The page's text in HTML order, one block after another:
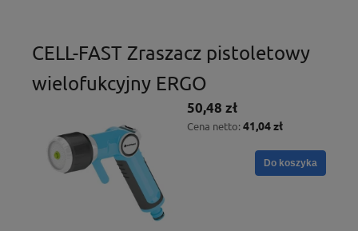
CELL-FAST Zraszacz pistoletowy
wielofukcyjny ERGO
50,48 zł
Cena netto: 41,04 zł
Do koszyka